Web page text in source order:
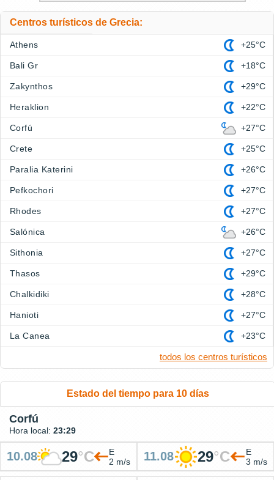
Centros turísticos de Grecia:
Athens +25°C
Bali Gr +18°C
Zakynthos +29°C
Heraklion +22°C
Corfú +27°C
Crete +25°C
Paralia Katerini +26°C
Pefkochori +27°C
Rhodes +27°C
Salónica +26°C
Sithonia +27°C
Thasos +29°C
Chalkidiki +28°C
Hanioti +27°C
La Canea +23°C
todos los centros turísticos
Estado del tiempo para 10 días
Corfú
Hora local: 23:29
10.08 29°C
E
2 m/s
11.08 29°C
E
3 m/s